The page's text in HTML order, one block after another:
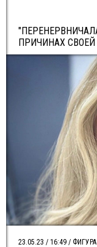
ПРИЧИНАХ
23.05.23 / 16:49 /